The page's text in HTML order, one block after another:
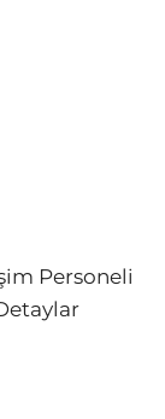
Personeli